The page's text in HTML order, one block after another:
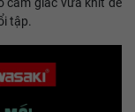
tập.